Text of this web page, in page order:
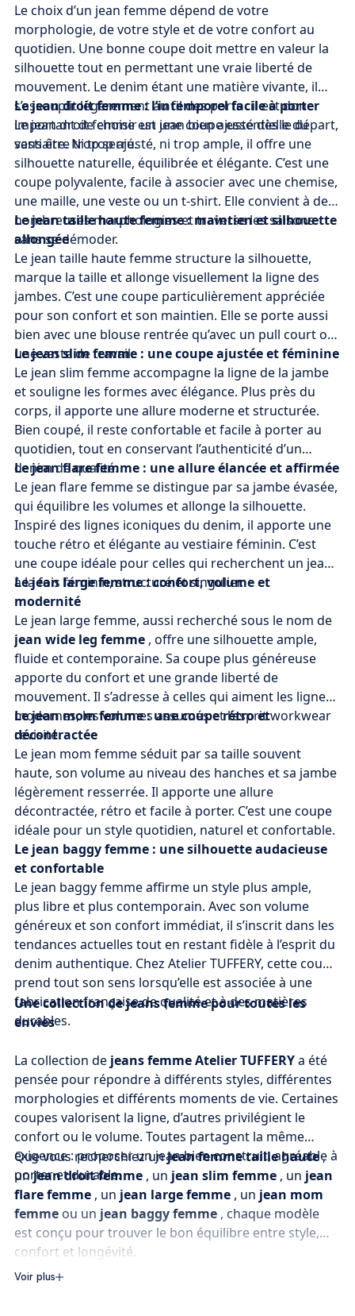
Le choix d’un jean femme dépend de votre
morphologie, de votre style et de votre confort au
quotidien. Une bonne coupe doit mettre en valeur la
silhouette tout en permettant une vraie liberté de
mouvement. Le denim étant une matière vivante, il
s’assouplit légèrement au fil des ports : il est donc
important de choisir un jean bien ajusté dès le départ,
sans être trop serré.
Le jean droit femme : l’intemporel facile à porter
Le jean droit femme est une coupe essentielle du
vestiaire. Ni trop ajusté, ni trop ample, il offre une
silhouette naturelle, équilibrée et élégante. C’est une
coupe polyvalente, facile à associer avec une chemise,
une maille, une veste ou un t-shirt. Elle convient à de
nombreuses morphologies et traverse les saisons
sans se démoder.
Le jean taille haute femme : maintien et silhouette
allongée
Le jean taille haute femme structure la silhouette,
marque la taille et allonge visuellement la ligne des
jambes. C’est une coupe particulièrement appréciée
pour son confort et son maintien. Elle se porte aussi
bien avec une blouse rentrée qu’avec un pull court ou
une veste de travail.
Le jean slim femme : une coupe ajustée et féminine
Le jean slim femme accompagne la ligne de la jambe
et souligne les formes avec élégance. Plus près du
corps, il apporte une allure moderne et structurée.
Bien coupé, il reste confortable et facile à porter au
quotidien, tout en conservant l’authenticité d’un
denim de qualité.
Le jean flare femme : une allure élancée et affirmée
Le jean flare femme se distingue par sa jambe évasée,
qui équilibre les volumes et allonge la silhouette.
Inspiré des lignes iconiques du denim, il apporte une
touche rétro et élégante au vestiaire féminin. C’est
une coupe idéale pour celles qui recherchent un jean
à la fois féminin, structuré et singulier.
Le jean large femme : confort, volume et
modernité
Le jean large femme, aussi recherché sous le nom de
jean wide leg femme , offre une silhouette ample,
fluide et contemporaine. Sa coupe plus généreuse
apporte du confort et une grande liberté de
mouvement. Il s’adresse à celles qui aiment les lignes
modernes, les volumes assumés et l’esprit workwear
revisité.
Le jean mom femme : une coupe rétro et
décontractée
Le jean mom femme séduit par sa taille souvent
haute, son volume au niveau des hanches et sa jambe
légèrement resserrée. Il apporte une allure
décontractée, rétro et facile à porter. C’est une coupe
idéale pour un style quotidien, naturel et confortable.
Le jean baggy femme : une silhouette audacieuse
et confortable
Le jean baggy femme affirme un style plus ample,
plus libre et plus contemporain. Avec son volume
généreux et son confort immédiat, il s’inscrit dans les
tendances actuelles tout en restant fidèle à l’esprit du
denim authentique. Chez Atelier TUFFERY, cette coupe
prend tout son sens lorsqu’elle est associée à une
fabrication française de qualité et à des matières
durables.
Une collection de jeans femme pour toutes les
envies
La collection de jeans femme Atelier TUFFERYa été
pensée pour répondre à différents styles, différentes
morphologies et différents moments de vie. Certaines
coupes valorisent la ligne, d’autres privilégient le
confort ou le volume. Toutes partagent la même
exigence : proposer un jean bien construit, agréable à
porter et durable.
Que vous recherchiez unjean femme taille haute,
unjean droit femme , un jean slim femme , un jean
flare femme , un jean large femme , un jean mom
femme ou un jean baggy femme , chaque modèle
est conçu pour trouver le bon équilibre entre style,
confort et longévité.
Voir plus